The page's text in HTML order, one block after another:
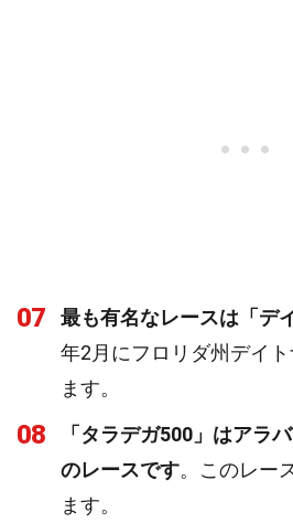
07 最も有名なレースは「デ
年2月にフロリダ州デイ
ます。
08
「タラデガ500」はアラ
のレースです。このレー
ます。